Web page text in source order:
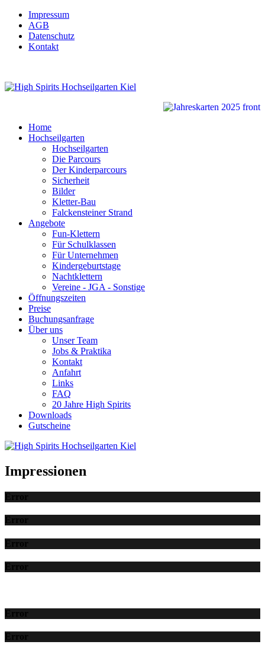
Impressum
AGB
Datenschutz
Kontakt
Home
Hochseilgarten
Hochseilgarten
Die Parcours
Der Kinderparcours
Sicherheit
Bilder
Kletter-Bau
Falckensteiner Strand
Angebote
Fun-Klettern
Für Schulklassen
Für Unternehmen
Kindergeburtstage
Nachtklettern
Vereine - JGA - Sonstige
Öffnungszeiten
Preise
Buchungsanfrage
Über uns
Unser Team
Jobs & Praktika
Kontakt
Anfahrt
Links
FAQ
20 Jahre High Spirits
Downloads
Gutscheine
Impressionen
Error
Error
Error
Error
Error
Error